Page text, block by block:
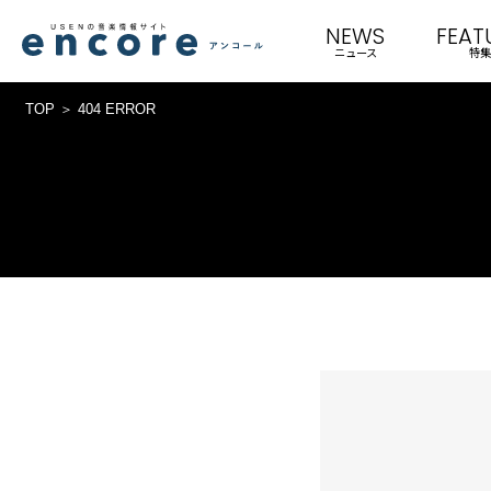
NEWS
ニュース 特集
TOP 404 ERROR